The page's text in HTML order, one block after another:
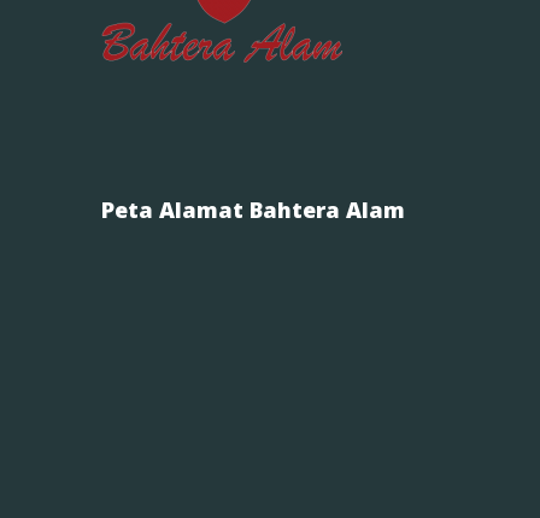
Peta Alamat Bahtera Alam